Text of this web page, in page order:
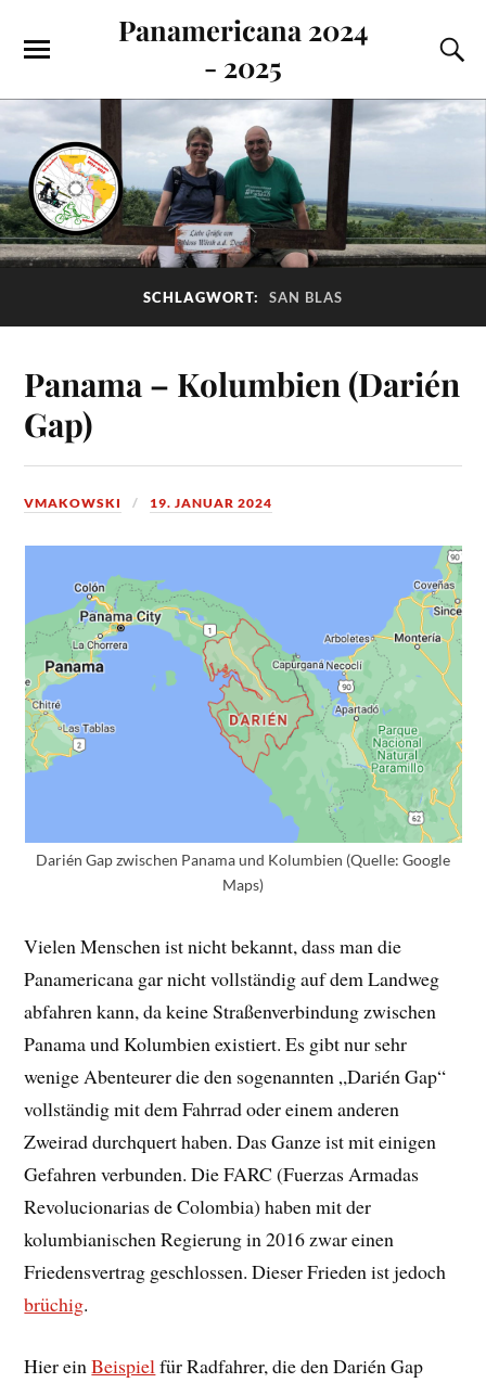
Panamericana 2024
- 2025
SCHLAGWORT: SAN BLAS
Panama – Kolumbien (Darién
Gap)
VMAKOWSKI 19. JANUAR 2024
Darién Gap zwischen Panama und Kolumbien (Quelle: Google
Maps)
Vielen Menschen ist nicht bekannt, dass man die
Panamericana gar nicht vollständig auf dem Landweg
abfahren kann, da keine Straßenverbindung zwischen
Panama und Kolumbien existiert. Es gibt nur sehr
wenige Abenteurer die den sogenannten „Darién Gap“
vollständig mit dem Fahrrad oder einem anderen
Zweirad durchquert haben. Das Ganze ist mit einigen
Gefahren verbunden. Die FARC (Fuerzas Armadas
Revolucionarias de Colombia) haben mit der
kolumbianischen Regierung in 2016 zwar einen
Friedensvertrag geschlossen. Dieser Frieden ist jedoch
brüchig.
Hier einBeispiel für Radfahrer, die den Darién Gap